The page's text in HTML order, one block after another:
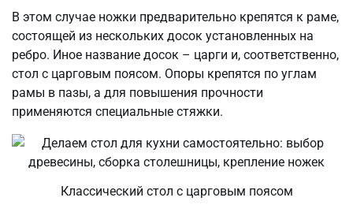
В этом случае ножки предварительно крепятся к раме,
состоящей из нескольких досок установленных на
ребро. Иное название досок – царги и, соответственно,
стол с царговым поясом. Опоры крепятся по углам
рамы в пазы, а для повышения прочности
применяются специальные стяжки.
Классический стол с царговым поясом